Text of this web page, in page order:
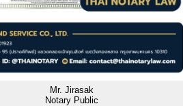
Mr. Jirasak
Notary Public